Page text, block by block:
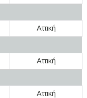
Αττική
Αττική
Αττική